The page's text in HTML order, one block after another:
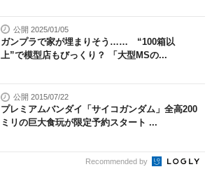
公開 2025/01/05
ガンプラで家が埋まりそう…… “100箱以
上”で模型店もびっくり？ 「大型MSの...
公開 2015/07/22
プレミアムバンダイ「サイコガンダム」全高200
ミリの巨大食玩が限定予約スタート ...
Recommended by